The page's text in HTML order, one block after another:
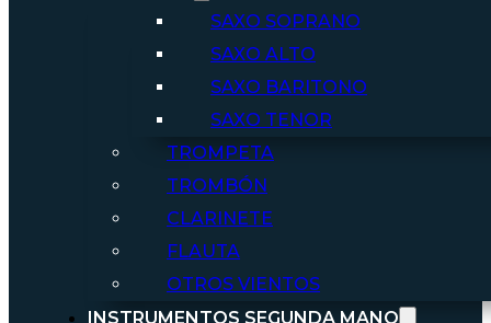
SAXO SOPRANO
SAXO ALTO
SAXO BARITONO
SAXO TENOR
TROMPETA
TROMBÓN
CLARINETE
FLAUTA
OTROS VIENTOS
INSTRUMENTOS SEGUNDA MANO